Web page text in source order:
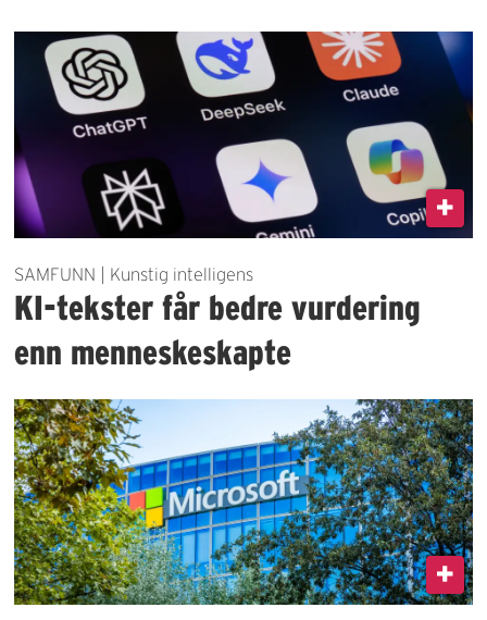
SAMFUNN | Kunstig intelligens
KI-tekster får bedre vurdering
enn menneskeskapte